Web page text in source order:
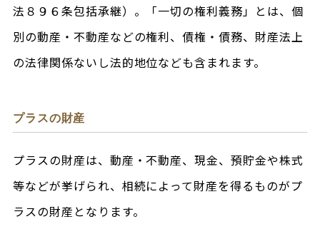
法８９６条包括承継）。「一切の権利義務」とは、個
別の動産・不動産などの権利、債権・債務、財産法上
の法律関係ないし法的地位なども含まれます。
プラスの財産
プラスの財産は、動産・不動産、現金、預貯金や株式
等などが挙げられ、相続によって財産を得るものがプ
ラスの財産となります。